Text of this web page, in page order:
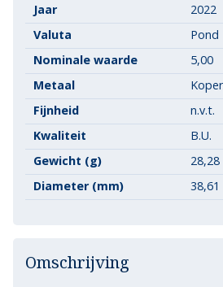
Jaar
2022
Valuta
Pond
Nominale waarde
5,00
Metaal
Fijnheid
n.v.t.
Kwaliteit
B.U.
Gewicht (g)
28,28
Diameter (mm)
38,61
Omschrijving